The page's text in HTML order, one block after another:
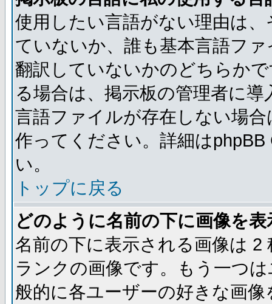
使用したい言語がない理由は
ていないか、誰も基本言語フ
翻訳していないかのどちらか
る場合は、掲示板の管理者に
言語ファイルが存在しない場
作ってください。詳細は
い。
トップに戻る
どのように名前の下に画像を
名前の下に表示される画像は
ランクの画像です。もう一つ
般的に各ユーザーの好きな画